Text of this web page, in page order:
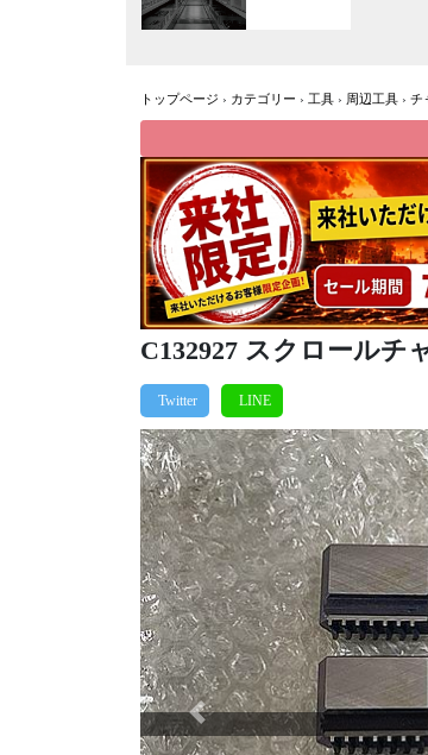
トップページ › カテゴリー › 工具 › 周辺工具 › チ
C132927 スクロールチ
Previous